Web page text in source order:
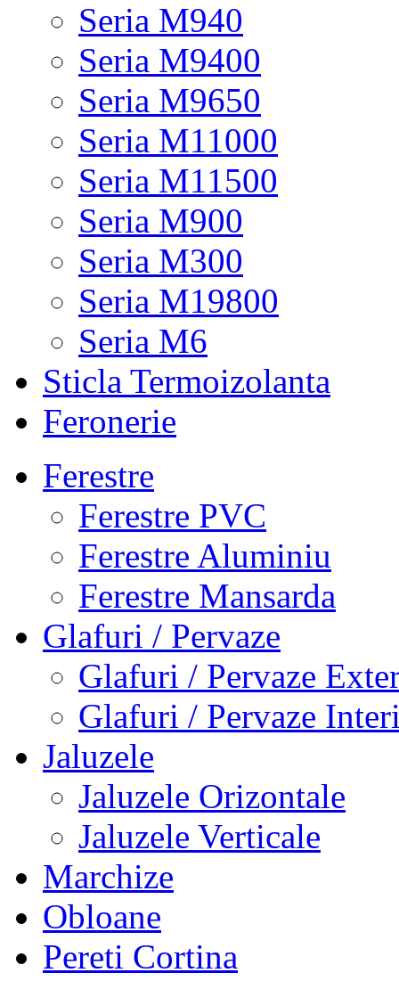
Seria M940
Seria M9400
Seria M9650
Seria M11000
Seria M11500
Seria M900
Seria M300
Seria M19800
Seria M6
Sticla Termoizolanta
Feronerie
Ferestre
Ferestre PVC
Ferestre Aluminiu
Ferestre Mansarda
Glafuri / Pervaze
Glafuri / Pervaze
Glafuri / Pervaze
Jaluzele
Jaluzele Orizontale
Jaluzele Verticale
Marchize
Obloane
Pereti Cortina